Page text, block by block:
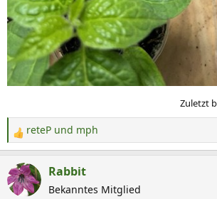
Zuletzt
R
e
a
k
reteP und mph
Rabbit
Bekanntes Mitglied